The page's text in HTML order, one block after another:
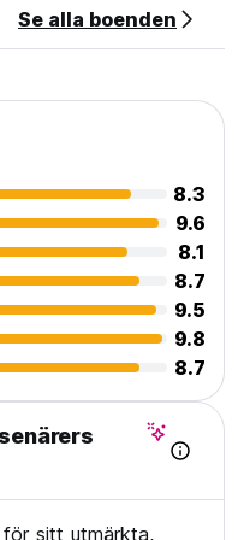
Se alla boenden
8.3
9.6
8.1
8.7
9.5
9.8
8.7
sitt utmärkta,